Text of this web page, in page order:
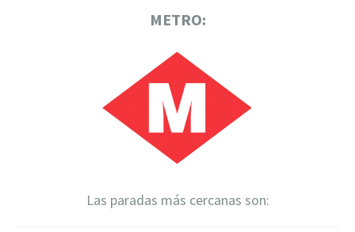
METRO:
Las paradas más cercanas son: